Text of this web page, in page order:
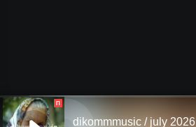
П
dikommmusic / july 2026